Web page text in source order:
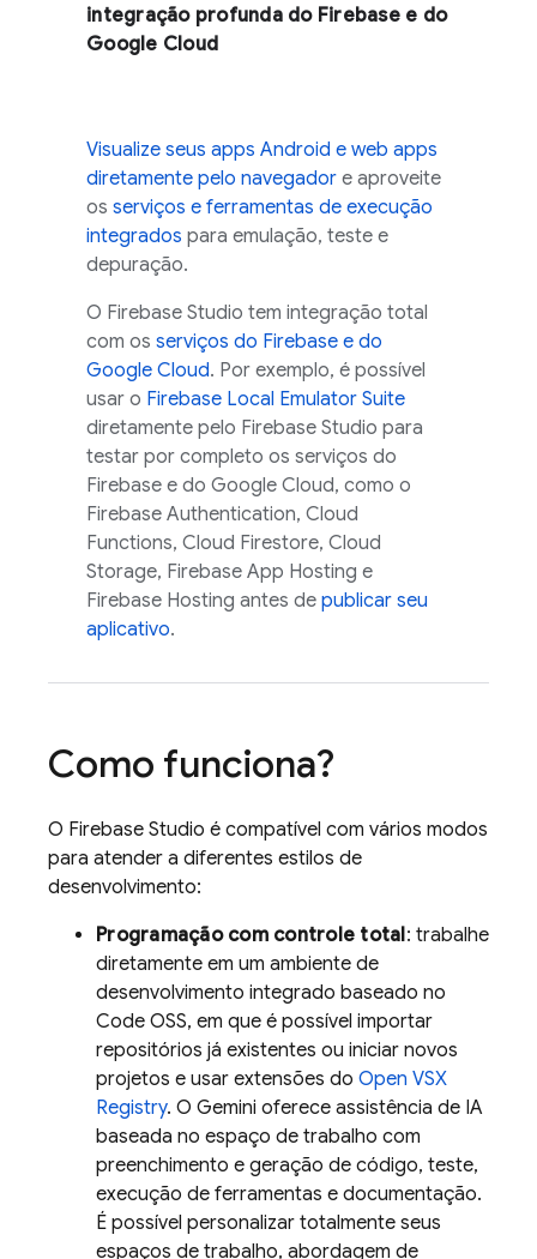
integração profunda do Firebase e do
Google Cloud
Visualize seus apps Android e web apps
diretamente pelo navegador e aproveite
os serviços e ferramentas de execução
integrados para emulação, teste e
depuração.
O Firebase Studio tem integração total
com os serviços do Firebase e do
Google Cloud. Por exemplo, é possível
usar o Firebase Local Emulator Suite
diretamente pelo Firebase Studio para
testar por completo os serviços do
Firebase e do Google Cloud, como o
Firebase Authentication, Cloud
Functions, Cloud Firestore, Cloud
Storage, Firebase App Hosting e
Firebase Hosting antes de publicar seu
aplicativo.
Como funciona?
O Firebase Studio é compatível com vários modos
para atender a diferentes estilos de
desenvolvimento:
Programação com controle total: trabalhe
diretamente em um ambiente de
desenvolvimento integrado baseado no
Code OSS, em que é possível importar
repositórios já existentes ou iniciar novos
projetos e usar extensões do Open VSX
Registry. O Gemini oferece assistência de IA
baseada no espaço de trabalho com
preenchimento e geração de código, teste,
execução de ferramentas e documentação.
É possível personalizar totalmente seus
espaços de trabalho, abordagem de